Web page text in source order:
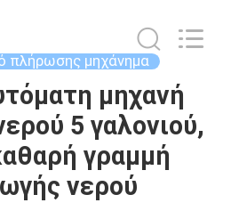
πλήρωσης μηχάνημα
μηχανή
5 γαλονιού,
γραμμή
νερού